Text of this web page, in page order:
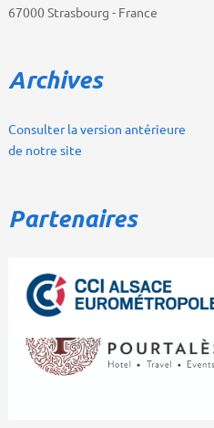
67000 Strasbourg - France
Archives
Consulter la version antérieure
de notre site
Partenaires